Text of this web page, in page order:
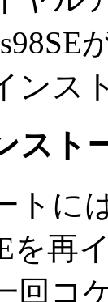
ンス
スト
トに
を再
回コ